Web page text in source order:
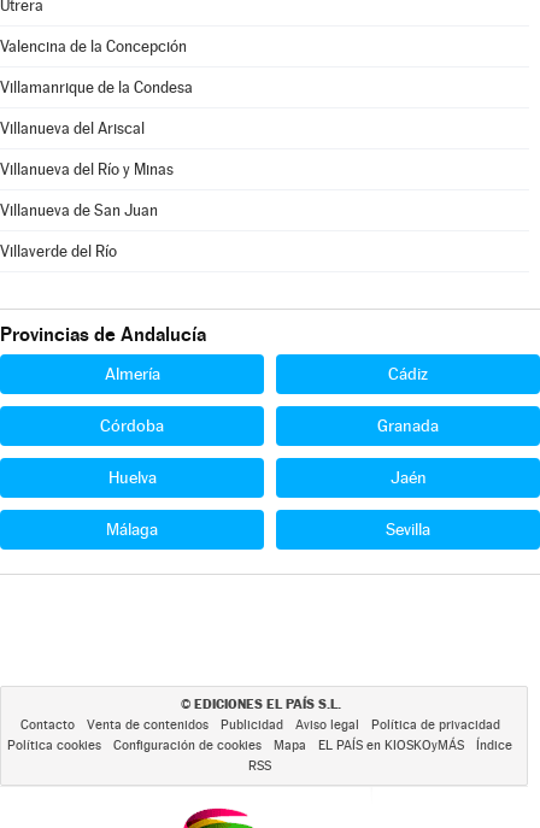
Utrera
Valencina de la Concepción
Villamanrique de la Condesa
Villanueva del Ariscal
Villanueva del Río y Minas
Villanueva de San Juan
Villaverde del Río
Provincias de Andalucía
Almería Cádiz
Córdoba Granada
Huelva Jaén
Málaga Sevilla
© EDICIONES EL PAÍS S.L.
Contacto Venta de contenidos Publicidad Aviso legal
Política de privacidad
Política cookies
Configuración de cookies Mapa EL PAÍS en KIOSKOyMÁS
Índice
RSS